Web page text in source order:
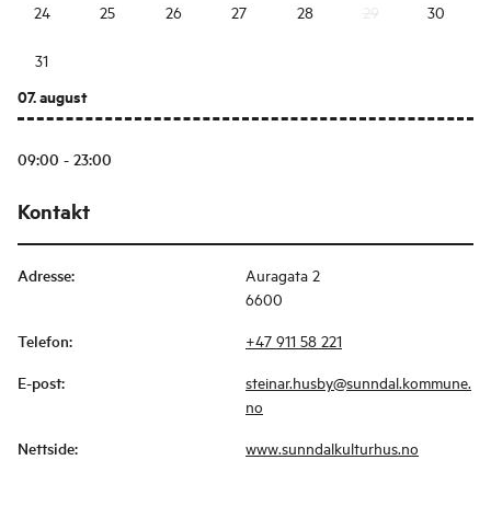
24 25 26 27 28 30
31
07. august
09:00 - 23:00
Kontakt
Adresse:
Auragata 2
6600
Telefon: +47 911 58 221
E-post:
steinar.husby@sunndal.kommune.
no
Nettside: www.sunndalkulturhus.no